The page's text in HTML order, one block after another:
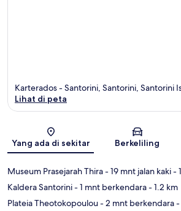
Peta
Karterados - Santorini, Santorini, Santorini
Lihat di peta
Yang ada di sekitar Berkeliling
Museum Prasejarah Thira- 19 mnt jalan kaki-
Kaldera Santorini- 1 mnt berkendara- 1.2 km
Plateia Theotokopoulou- 2 mnt berkendara-